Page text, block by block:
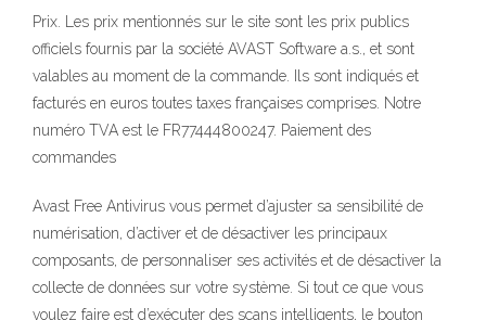
Prix. Les prix mentionnés sur le site sont les prix publics
officiels fournis par la société AVAST Software a.s., et sont
valables au moment de la commande. Ils sont indiqués et
facturés en euros toutes taxes françaises comprises. Notre
numéro TVA est le FR77444800247. Paiement des
commandes
Avast Free Antivirus vous permet d’ajuster sa sensibilité de
numérisation, d’activer et de désactiver les principaux
composants, de personnaliser ses activités et de désactiver la
collecte de données sur votre système. Si tout ce que vous
voulez faire est d’exécuter des scans intelligents, le bouton